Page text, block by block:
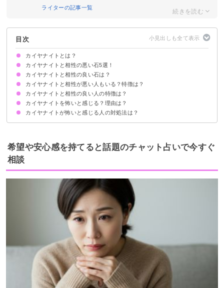
ライターの記事一覧
目次
カイヤナイトとは？
得られる効果
カイヤナイトと相性の悪い石5選！
①スギライト
②ルビー
③ラブラドライト
④モルダバイト
⑤セレナイト
カイヤナイトと相性の良い石は？
①ムーンストーン：対人運UP
②ラピスラズリ：才能の開花
③シトリン：仕事運UP
④アメジスト：恋愛成就
⑤サファイヤ：自己成長
カイヤナイトと相性が悪い人もいる？特徴は？
優柔不断な人
好転反応・体調不良が起きる人
目標が明確になっていない人
頑固で人の意見を受け入れない人
変化を望んでいない人
カイヤナイトと相性の良い人の特徴は？
カイヤナイトを怖いと感じる？理由は？
エネルギーが非常に強く自分と合っていない
自分の波動が低い
負のエネルギーを抱えすぎている
変化が怖い
カイヤナイトが怖いと感じる人の対処法は？
最初は着用時間は短くして徐々に慣らす
定期的に浄化する
穏やかなエネルギーの石と組み合わせる
希望や安心感を持てると話題のチャット占いで今すぐ
相談